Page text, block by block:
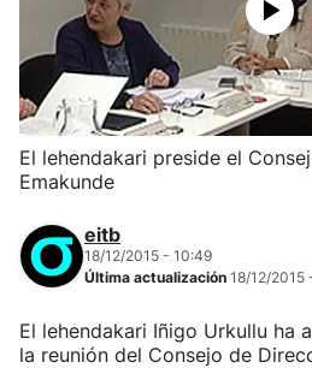
El lehendakari preside el
Emakunde
eitb
18/12/2015 - 10:49
Última actualización 18/12/2015
El lehendakari Iñigo Urkullu ha
la reunión del Consejo de